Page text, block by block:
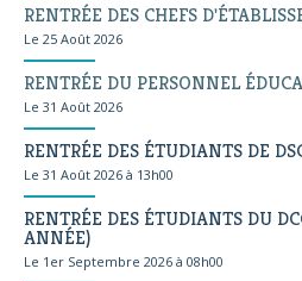
RENTRÉE DES CHEFS
Le 25 Août 2026
RENTRÉE DU PERSONNEL
Le 31 Août 2026
RENTRÉE DES ÉTUDIANTS DE
Le 31 Août 2026 à 13h00
RENTRÉE DES ÉTUDIANTS DU
ANNÉE)
Le 1er Septembre 2026 à 08h00